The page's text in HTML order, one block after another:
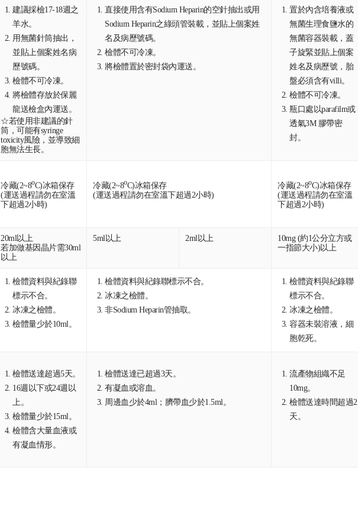
建議採檢17-18週之
羊水。
用無菌針筒抽出，
並貼上個案姓名病
歷號碼。
檢體不可冷凍。
將檢體存放於保麗
龍送檢盒內運送。
☆若使用非建議的針
筒，可能有syringe
toxicity風險，並導致細
胞無法生長。
直接使用含有Sodium Heparin的空針抽出或用
Sodium Heparin之綠頭管裝載，並貼上個案姓
名及病歷號碼。
檢體不可冷凍。
將檢體置於密封袋內運送。
置於內含培養液或
無菌生理食鹽水的
無菌容器裝載，蓋
子旋緊並貼上個案
姓名及病歷號，胎
盤必須含有villi。
檢體不可冷凍。
瓶口處以parafilm或
透氣3M 膠帶密
封。
冷藏(2~8oC)冰箱保存
(運送過程請勿在室溫
下超過2小時)
冷藏(2~8oC)冰箱保存
(運送過程請勿在室溫下超過2小時)
冷藏(2~8oC)冰箱保存
(運送過程請勿在室溫
下超過2小時)
20ml以上
若加做基因晶片需30ml
以上
5ml以上 2ml以上
10mg (約1公分立方或
一指節大小)以上
檢體資料與紀錄聯
標示不合。
冰凍之檢體。
檢體量少於10ml。
檢體資料與紀錄聯標示不合。
冰凍之檢體。
非Sodium Heparin管抽取。
檢體資料與紀錄聯
標示不合。
冰凍之檢體。
容器未裝溶液，細
胞乾死。
檢體送達超過5天。
16週以下或24週以
上。
檢體量少於15ml。
檢體含大量血液或
有凝血情形。
檢體送達已超過3天。
有凝血或溶血。
周邊血少於4ml；臍帶血少於1.5ml。
流產物組織不足
10mg。
檢體送達時間超過2
天。